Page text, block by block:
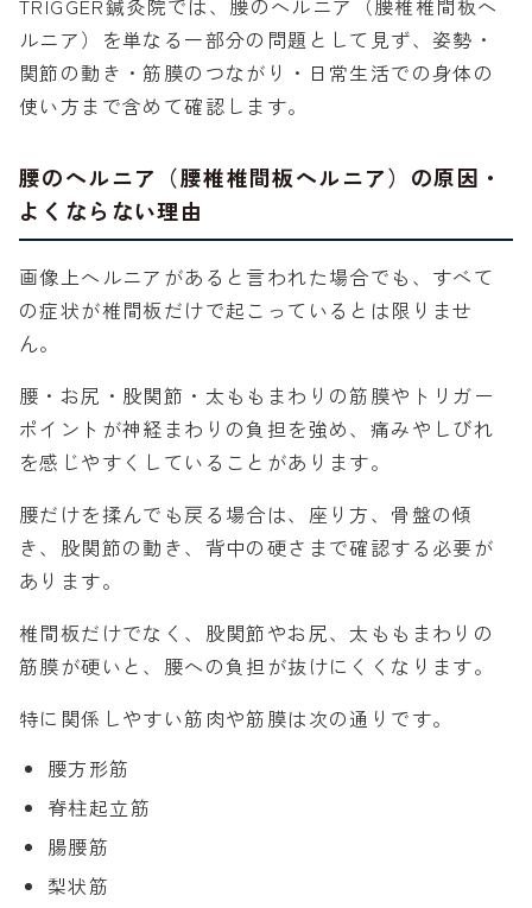
ルニア）を単なる一部分の問題として見ず、姿勢・
関節の動き・筋膜のつながり・日常生活での身体の
使い方まで含めて確認します。
腰のヘルニア（腰椎椎間板ヘルニア）の原因・
よくならない理由
画像上ヘルニアがあると言われた場合でも、すべて
の症状が椎間板だけで起こっているとは限りませ
ん。
腰・お尻・股関節・太ももまわりの筋膜やトリガー
ポイントが神経まわりの負担を強め、痛みやしびれ
を感じやすくしていることがあります。
腰だけを揉んでも戻る場合は、座り方、骨盤の傾
き、股関節の動き、背中の硬さまで確認する必要が
あります。
椎間板だけでなく、股関節やお尻、太ももまわりの
筋膜が硬いと、腰への負担が抜けにくくなります。
特に関係しやすい筋肉や筋膜は次の通りです。
腰方形筋
脊柱起立筋
腸腰筋
梨状筋